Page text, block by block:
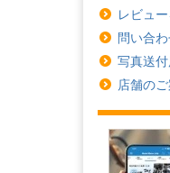
レビュー
問い合
写真送
店舗の